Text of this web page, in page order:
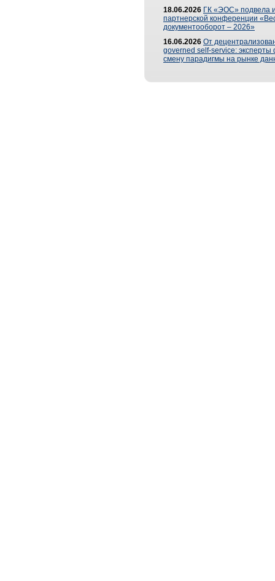
18.06.2026 ГК «ЭОС» подвела
партнерской конференции
документооборот – 2026»
16.06.2026 От
governed self-service: эксперты
смену парадигмы на рынке